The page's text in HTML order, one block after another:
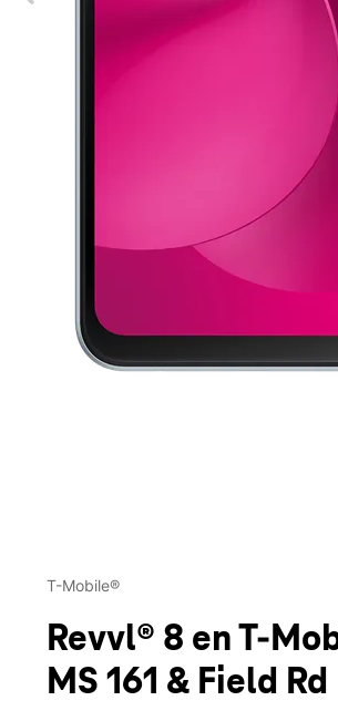
T-Mobile®
Revvl® 8 en T-
MS 161 & Field Rd